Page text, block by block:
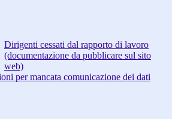
Dirigenti cessati dal rapporto di lavoro
(documentazione da pubblicare sul sito
web)
per mancata comunicazione dei dati